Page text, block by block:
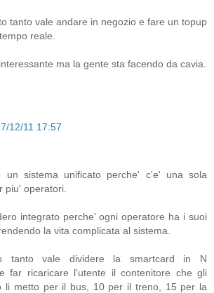
tanto vale andare in negozio e fare un topup
reale.
ma la gente sta facendo da cavia.
12/11 17:57
un sistema unificato perche' c'e' una sola
piu' operatori.
integrato perche' ogni operatore ha i suoi
la vita complicata al sistema.
tanto vale dividere la smartcard in N
far ricaricare l'utente il contenitore che gli
li metto per il bus, 10 per il treno, 15 per la